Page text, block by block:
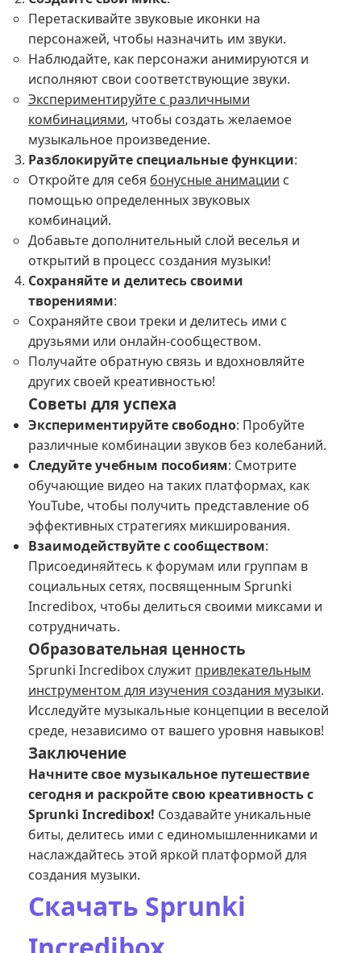
Перетаскивайте звуковые иконки на
персонажей, чтобы назначить им звуки.
Наблюдайте, как персонажи анимируются и
исполняют свои соответствующие звуки.
Экспериментируйте с различными
комбинациями, чтобы создать желаемое
музыкальное произведение.
Разблокируйте специальные функции:
Откройте для себя бонусные анимации с
помощью определенных звуковых
комбинаций.
Добавьте дополнительный слой веселья и
открытий в процесс создания музыки!
Сохраняйте и делитесь своими
творениями:
Сохраняйте свои треки и делитесь ими с
друзьями или онлайн-сообществом.
Получайте обратную связь и вдохновляйте
других своей креативностью!
Советы для успеха
Экспериментируйте свободно: Пробуйте
различные комбинации звуков без колебаний.
Следуйте учебным пособиям: Смотрите
обучающие видео на таких платформах, как
YouTube, чтобы получить представление об
эффективных стратегиях микширования.
Взаимодействуйте с сообществом:
Присоединяйтесь к форумам или группам в
социальных сетях, посвященным Sprunki
Incredibox, чтобы делиться своими миксами и
сотрудничать.
Образовательная ценность
Sprunki Incredibox служит привлекательным
инструментом для изучения создания музыки.
Исследуйте музыкальные концепции в веселой
среде, независимо от вашего уровня навыков!
Заключение
Начните свое музыкальное путешествие
сегодня и раскройте свою креативность с
Sprunki Incredibox! Создавайте уникальные
биты, делитесь ими с единомышленниками и
наслаждайтесь этой яркой платформой для
создания музыки.
Скачать Sprunki